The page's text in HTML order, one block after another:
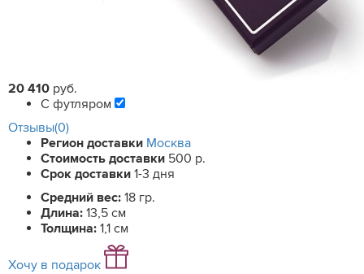
20 410 руб.
С футляром
Отзывы(0)
Регион доставки Москва
Стоимость доставки 500 р.
Срок доставки 1-3 дня
Средний вес: 18 гр.
Длина: 13,5 см
Толщина: 1,1 см
Хочу в подарок